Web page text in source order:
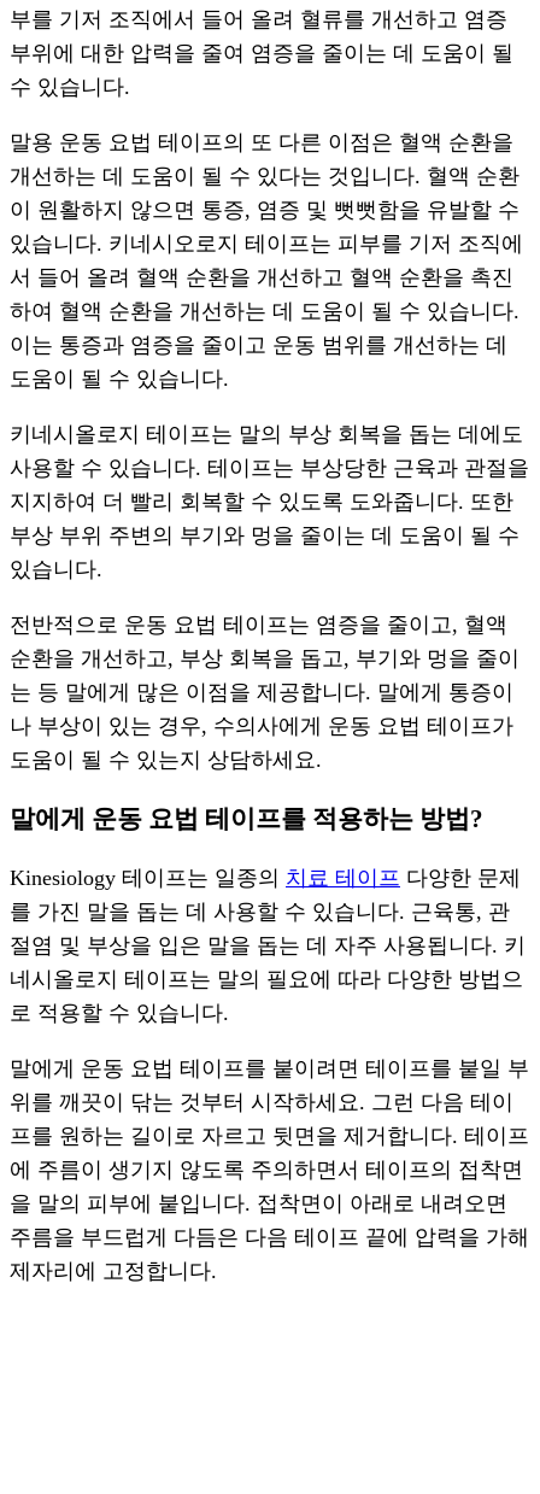
부를 기저 조직에서 들어 올려 혈류를 개선하고 염증
부위에 대한 압력을 줄여 염증을 줄이는 데 도움이 될
수 있습니다.
말용 운동 요법 테이프의 또 다른 이점은 혈액 순환을
개선하는 데 도움이 될 수 있다는 것입니다. 혈액 순환
이 원활하지 않으면 통증, 염증 및 뻣뻣함을 유발할 수
있습니다. 키네시오로지 테이프는 피부를 기저 조직에
서 들어 올려 혈액 순환을 개선하고 혈액 순환을 촉진
하여 혈액 순환을 개선하는 데 도움이 될 수 있습니다.
이는 통증과 염증을 줄이고 운동 범위를 개선하는 데
도움이 될 수 있습니다.
키네시올로지 테이프는 말의 부상 회복을 돕는 데에도
사용할 수 있습니다. 테이프는 부상당한 근육과 관절을
지지하여 더 빨리 회복할 수 있도록 도와줍니다. 또한
부상 부위 주변의 부기와 멍을 줄이는 데 도움이 될 수
있습니다.
전반적으로 운동 요법 테이프는 염증을 줄이고, 혈액
순환을 개선하고, 부상 회복을 돕고, 부기와 멍을 줄이
는 등 말에게 많은 이점을 제공합니다. 말에게 통증이
나 부상이 있는 경우, 수의사에게 운동 요법 테이프가
도움이 될 수 있는지 상담하세요.
말에게 운동 요법 테이프를 적용하는 방법?
Kinesiology 테이프는 일종의 치료 테이프 다양한 문제
를 가진 말을 돕는 데 사용할 수 있습니다. 근육통, 관
절염 및 부상을 입은 말을 돕는 데 자주 사용됩니다. 키
네시올로지 테이프는 말의 필요에 따라 다양한 방법으
로 적용할 수 있습니다.
말에게 운동 요법 테이프를 붙이려면 테이프를 붙일 부
위를 깨끗이 닦는 것부터 시작하세요. 그런 다음 테이
프를 원하는 길이로 자르고 뒷면을 제거합니다. 테이프
에 주름이 생기지 않도록 주의하면서 테이프의 접착면
을 말의 피부에 붙입니다. 접착면이 아래로 내려오면
주름을 부드럽게 다듬은 다음 테이프 끝에 압력을 가해
제자리에 고정합니다.